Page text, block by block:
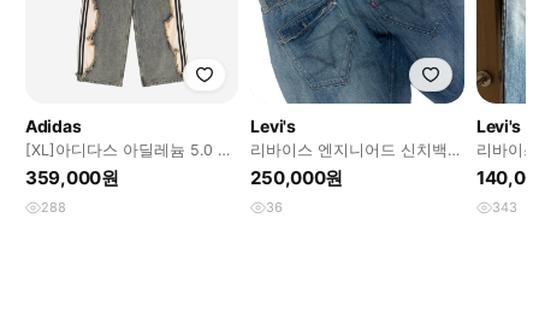
Adidas
[XL]아디다스 아딜레늄 5.0 디
컨스트럭티드 데님 팬츠
359,000원
288
Levi's
리바이스 엔지니어드 신치백
워싱데님진 34
250,000원
36
Levi's
리바이
탭
343